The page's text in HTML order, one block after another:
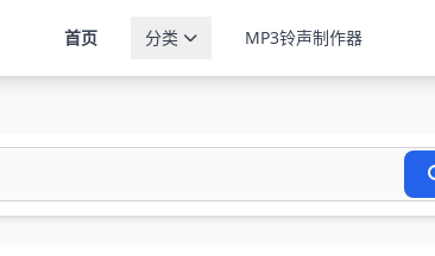
首页 分类 MP3铃声制作器